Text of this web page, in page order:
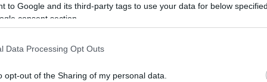
to Google and its third-party tags to use your data for below
consent section.
Data Processing Opt Outs
opt-out of the Sharing of my personal data.
σωματική βλάβη, διατάραξη οικιακής
απειλή ενώ ο 23χρονος για βία κατά
με μαχαίρι και κατσαβίδι